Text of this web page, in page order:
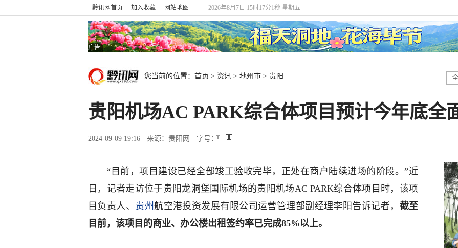
黔讯网首页 加入收藏 网站地图 2026年8月7日 15时17分2秒 星期五
广告
您当前的位置： 首页 > 资讯 > 地州市 > 贵阳
贵阳机场AC PARK综合体项目预计今年底全
2024-09-09 19:16 来源：贵阳网 字号：
“目前，项目建设已经全部竣工验收完毕，正处在商户陆续进场的阶段。”近
日，记者走访位于贵阳龙洞堡国际机场的贵阳机场AC PARK综合体项目时，该项
目负责人、 贵州航空港投资发展有限公司运营管理部副经理李阳告诉记者， 截至
目前，该项目的商业、办公楼出租签约率已完成85%以上。